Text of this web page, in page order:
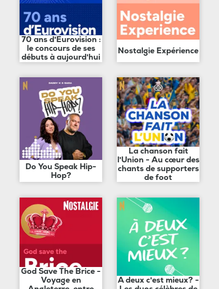
70 ans d'Eurovision :
le concours de ses
débuts à aujourd'hui
Nostalgie Expérience
Do You Speak Hip-
Hop?
La chanson fait
l'Union - Au cœur des
chants de supporters
de foot
God Save The Brice -
Voyage en
A deux c'est mieux? -